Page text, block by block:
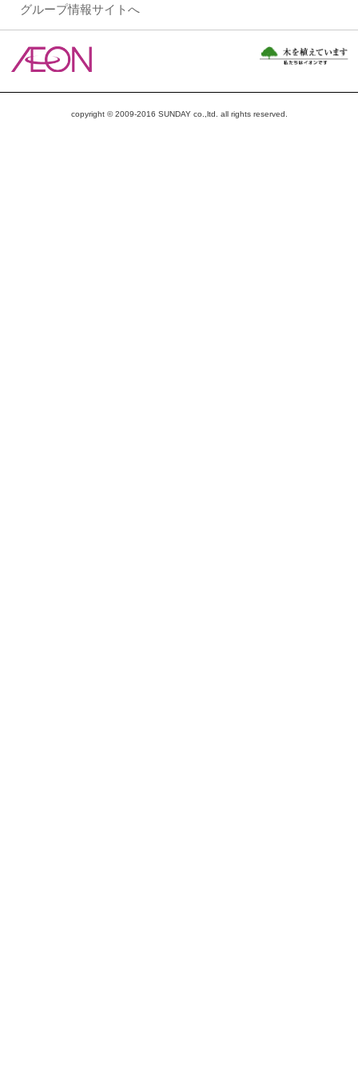
グループ情報サイトへ
copyright © 2009-2016 SUNDAY co.,ltd. all rights reserved.